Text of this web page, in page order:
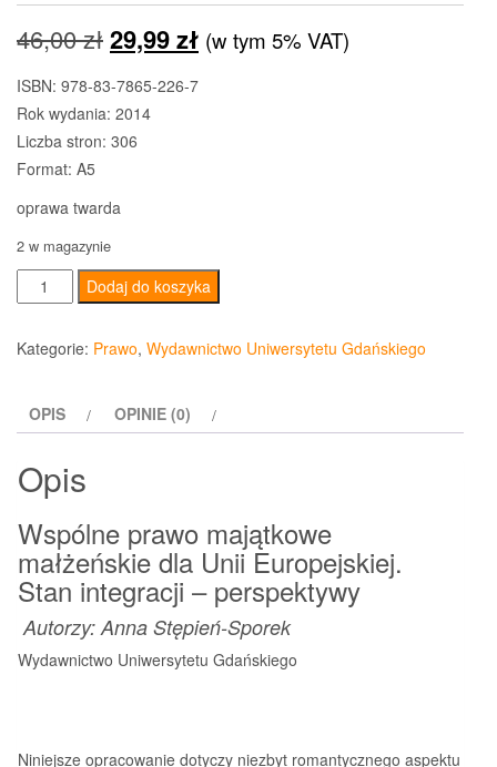
46,00złPierwotna
cena
wynosiła:
29,99złAktualna
cena
(w tym 5% VAT)
ISBN: 978-83-7865-226-7
Rok wydania: 2014
Liczba stron: 306
Format: A5
oprawa twarda
2 w magazynie
ilość
Wspólne
prawo
majątkowe
dla
Europejskiej
Dodaj do koszyka
Kategorie: Prawo, Wydawnictwo Uniwersytetu Gdańskiego
OPIS OPINIE (0)
Opis
Wspólne prawo majątkowe
małżeńskie dla Unii Europejskiej.
Stan integracji – perspektywy
Autorzy: Anna Stępień-Sporek
Wydawnictwo Uniwersytetu Gdańskiego
Niniejsze opracowanie dotyczy niezbyt romantycznego aspektu